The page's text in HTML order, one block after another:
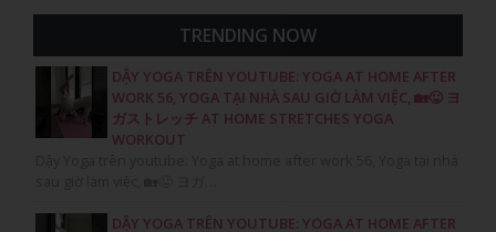
TRENDING NOW
DẬY YOGA TRÊN YOUTUBE: YOGA AT HOME AFTER
WORK 56, YOGA TẠI NHÀ SAU GIỜ LÀM VIỆC, 🏡😛 ヨ
ガストレッチ AT HOME STRETCHES YOGA
WORKOUT
DẬY YOGA TRÊN YOUTUBE: YOGA AT HOME AFTER